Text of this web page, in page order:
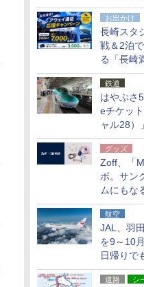
お出かけ
長崎スタ
戦＆2泊
る「長崎
応援キャ
鉄道
はやぶさ
eチケッ
ャル28）
分、えき
グッズ
Zoff、「
ボ。サン
ムにもな
貨24種
航空
JAL、羽
を9～10
日帰りで
できる
道路 シ